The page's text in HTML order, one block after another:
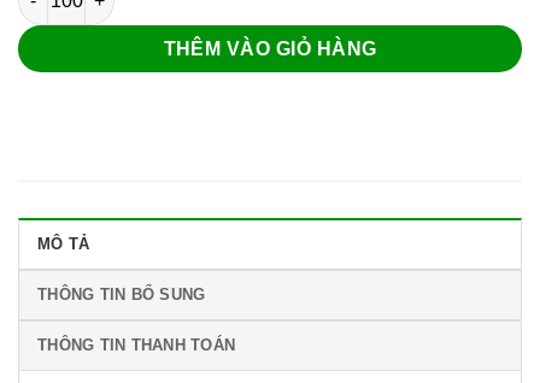
THÊM VÀO GIỎ HÀNG
MÔ TẢ
THÔNG TIN BỔ SUNG
THÔNG TIN THANH TOÁN